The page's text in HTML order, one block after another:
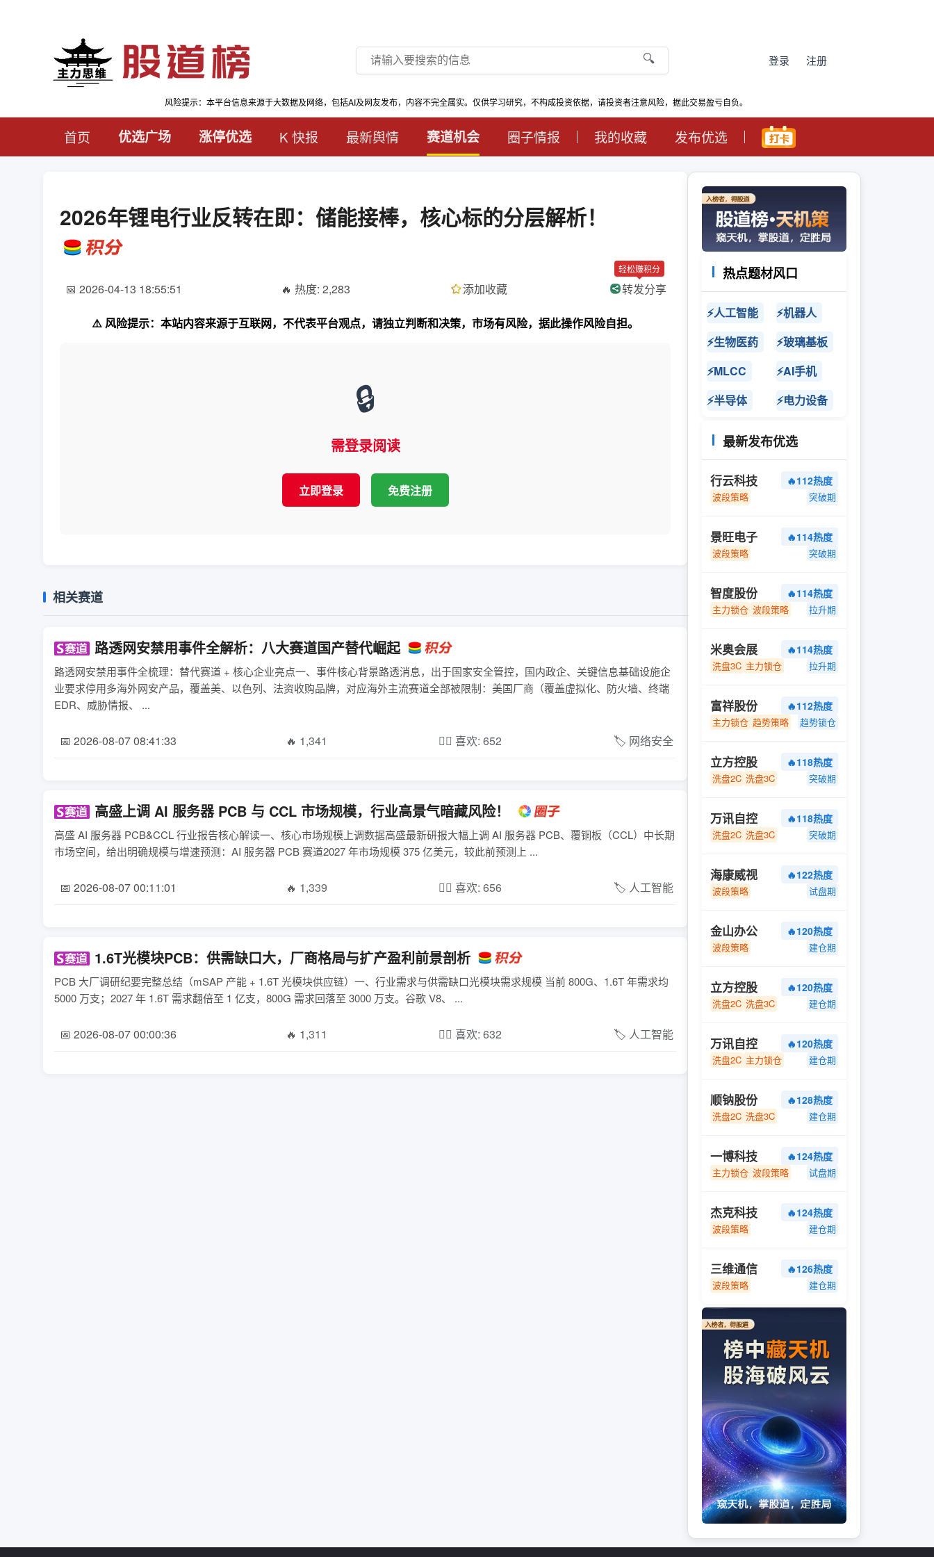
🔍 登录 注册
风险提示：本平台信息来源于大数据及网络，包括AI及网友发布，内容不完全属实。仅供学习研究，不构成投资依据，请投资者注意风险，据此交易盈亏自负。
首页 优选广场 涨停优选 K 快报 最新舆情 赛道机会 圈子情报 我的收藏 发布优选
2026年锂电行业反转在即：储能接棒，核心标的分层解析！
📅 2026-04-13 18:55:51 🔥 热度: 2,283 添加收藏
轻松赚积分
转发分享
⚠️ 风险提示：本站内容来源于互联网，不代表平台观点，请独立判断和决策，市场有风险，据此操作风险自担。
🔒
需登录阅读
立即登录 免费注册
相关赛道
路透网安禁用事件全解析：八大赛道国产替代崛起
路透网安禁用事件全梳理：替代赛道 + 核心企业亮点一、事件核心背景路透消息，出于国家安全管控，国内政企、关键信息基础设施企
业要求停用多海外网安产品，覆盖美、以色列、法资收购品牌，对应海外主流赛道全部被限制：美国厂商（覆盖虚拟化、防火墙、终端
EDR、威胁情报、 ...
📅 2026-08-07 08:41:33 🔥 1,341 ❤️‍🔥 喜欢: 652 🏷️ 网络安全
高盛上调 AI 服务器 PCB 与 CCL 市场规模，行业高景气暗藏风险！
高盛 AI 服务器 PCB&CCL 行业报告核心解读一、核心市场规模上调数据高盛最新研报大幅上调 AI 服务器 PCB、覆铜板（CCL）中长期
市场空间，给出明确规模与增速预测：AI 服务器 PCB 赛道2027 年市场规模 375 亿美元，较此前预测上 ...
📅 2026-08-07 00:11:01 🔥 1,339 ❤️‍🔥 喜欢: 656 🏷️ 人工智能
1.6T光模块PCB：供需缺口大，厂商格局与扩产盈利前景剖析
PCB 大厂调研纪要完整总结（mSAP 产能 + 1.6T 光模块供应链）一、行业需求与供需缺口光模块需求规模 当前 800G、1.6T 年需求均
5000 万支；2027 年 1.6T 需求翻倍至 1 亿支，800G 需求回落至 3000 万支。谷歌 V8、 ...
📅 2026-08-07 00:00:36 🔥 1,311 ❤️‍🔥 喜欢: 632 🏷️ 人工智能
热点题材风口
⚡人工智能
⚡机器人
⚡生物医药
⚡玻璃基板
⚡MLCC
⚡AI手机
⚡半导体
⚡电力设备
最新发布优选
行云科技 🔥112热度
波段策略 突破期
景旺电子 🔥114热度
波段策略 突破期
智度股份 🔥114热度
主力锁仓 波段策略 拉升期
米奥会展 🔥114热度
洗盘3C 主力锁仓 拉升期
富祥股份 🔥112热度
主力锁仓 趋势策略 趋势锁仓
立方控股 🔥118热度
洗盘2C 洗盘3C 突破期
万讯自控 🔥118热度
洗盘2C 洗盘3C 突破期
海康威视 🔥122热度
波段策略 试盘期
金山办公 🔥120热度
波段策略 建仓期
立方控股 🔥120热度
洗盘2C 洗盘3C 建仓期
万讯自控 🔥120热度
洗盘2C 主力锁仓 建仓期
顺钠股份 🔥128热度
洗盘2C 洗盘3C 建仓期
一博科技 🔥124热度
主力锁仓 波段策略 试盘期
杰克科技 🔥124热度
波段策略 建仓期
三维通信 🔥126热度
波段策略 建仓期